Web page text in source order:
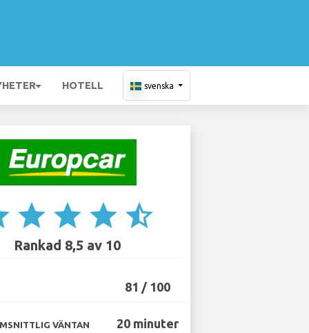
HOTELL svenska
star star star star_half
Rankad 8,5 av 10
81 / 100
VÄNTAN 20 minuter